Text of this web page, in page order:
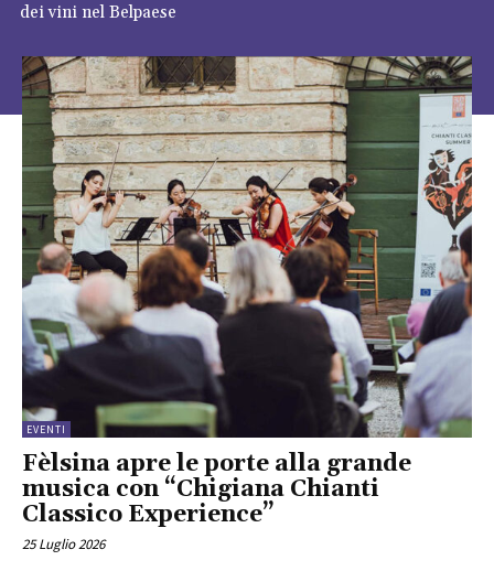
dei vini nel Belpaese
EVENTI
Fèlsina apre le porte alla grande
musica con “Chigiana Chianti
Classico Experience”
25 Luglio 2026